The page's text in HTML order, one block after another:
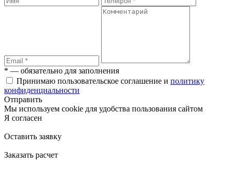
* — обязательно для заполнения
Принимаю пользовательское соглашение и политику
конфиденциальности
Отправить
Мы используем cookie для удобства пользования сайтом
Я согласен
Оставить заявку
Заказать расчет